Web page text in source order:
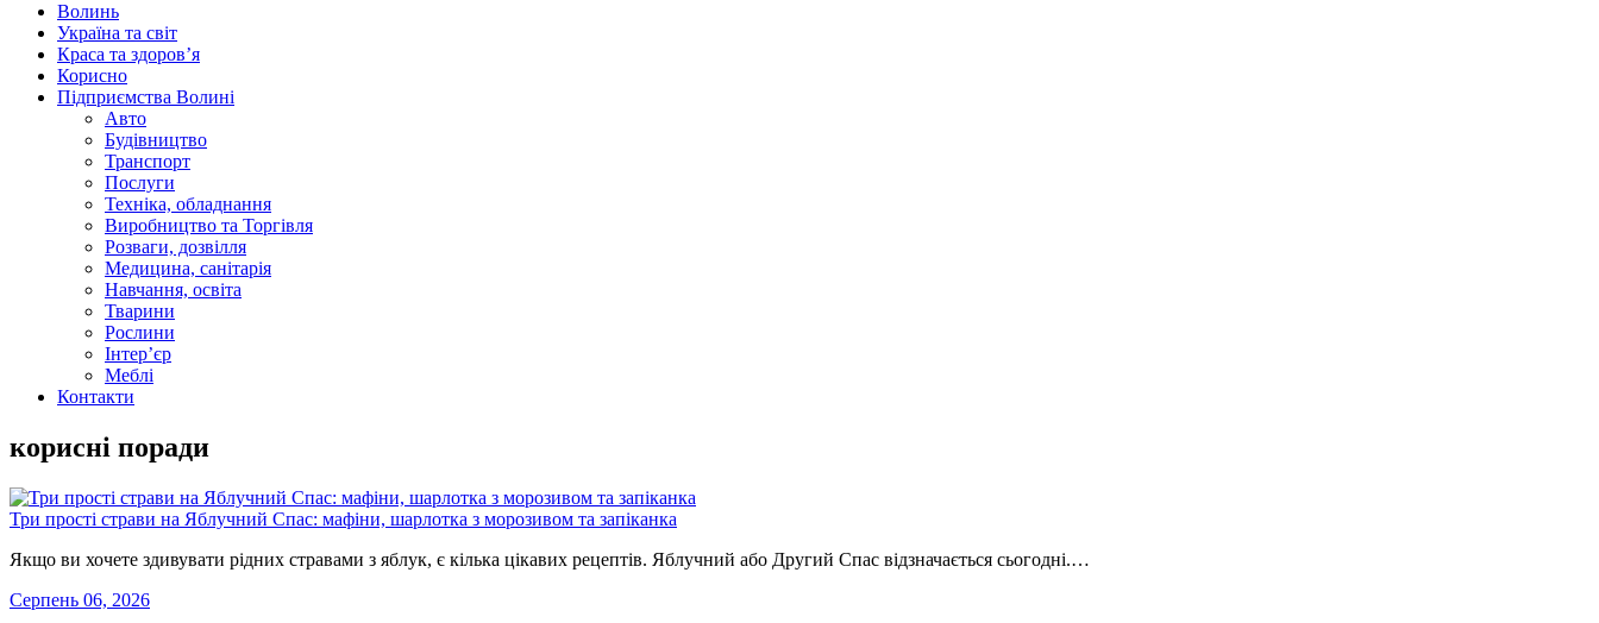
Волинь
Україна та світ
Краса та здоров’я
Корисно
Підприємства Волині
Авто
Будівництво
Транспорт
Послуги
Техніка, обладнання
Виробництво та Торгівля
Розваги, дозвілля
Медицина, санітарія
Навчання, освіта
Тварини
Рослини
Інтер’єр
Меблі
Контакти
корисні поради
Три прості страви на Яблучний Спас: мафіни, шарлотка з морозивом та запіканка
Якщо ви хочете здивувати рідних стравами з яблук, є кілька цікавих рецептів. Яблучний або Другий Спас відзначається сьогодні.…
Серпень 06, 2026